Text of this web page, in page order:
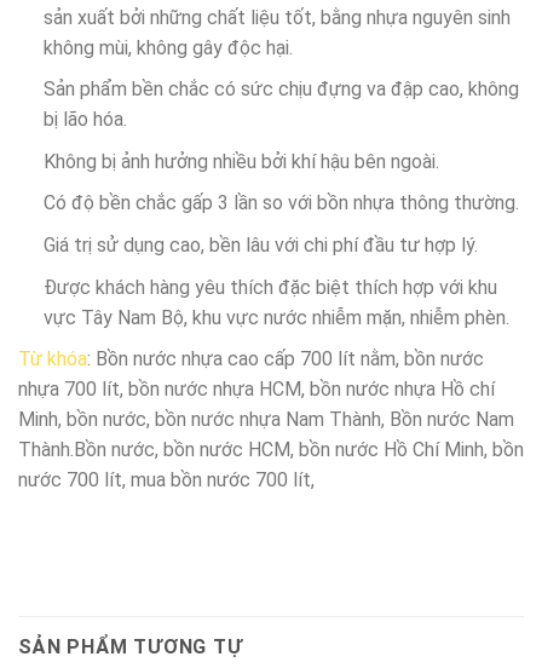
sản xuất bởi những chất liệu tốt, bằng nhựa nguyên sinh
không mùi, không gây độc hại.
Sản phẩm bền chắc có sức chịu đựng va đập cao, không
bị lão hóa.
Không bị ảnh hưởng nhiều bởi khí hậu bên ngoài.
Có độ bền chắc gấp 3 lần so với bồn nhựa thông thường.
Giá trị sử dụng cao, bền lâu với chi phí đầu tư hợp lý.
Được khách hàng yêu thích đặc biệt thích hợp với khu
vực Tây Nam Bộ, khu vực nước nhiễm mặn, nhiễm phèn.
Từ khóa: Bồn nước nhựa cao cấp 700 lít nằm, bồn nước
nhựa 700 lít, bồn nước nhựa HCM, bồn nước nhựa Hồ chí
Minh, bồn nước, bồn nước nhựa Nam Thành, Bồn nước Nam
Thành.Bồn nước, bồn nước HCM, bồn nước Hồ Chí Minh, bồn
nước 700 lít, mua bồn nước 700 lít,
SẢN PHẨM TƯƠNG TỰ